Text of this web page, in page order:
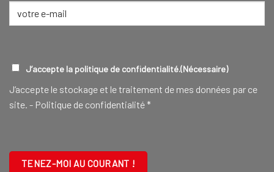
RGPD(NÉCESSAIRE)
J’accepte la politique de confidentialité.(Nécessaire)
J‘accepte le stockage et le traitement de mes données par ce
site. - Politique de confidentialité*